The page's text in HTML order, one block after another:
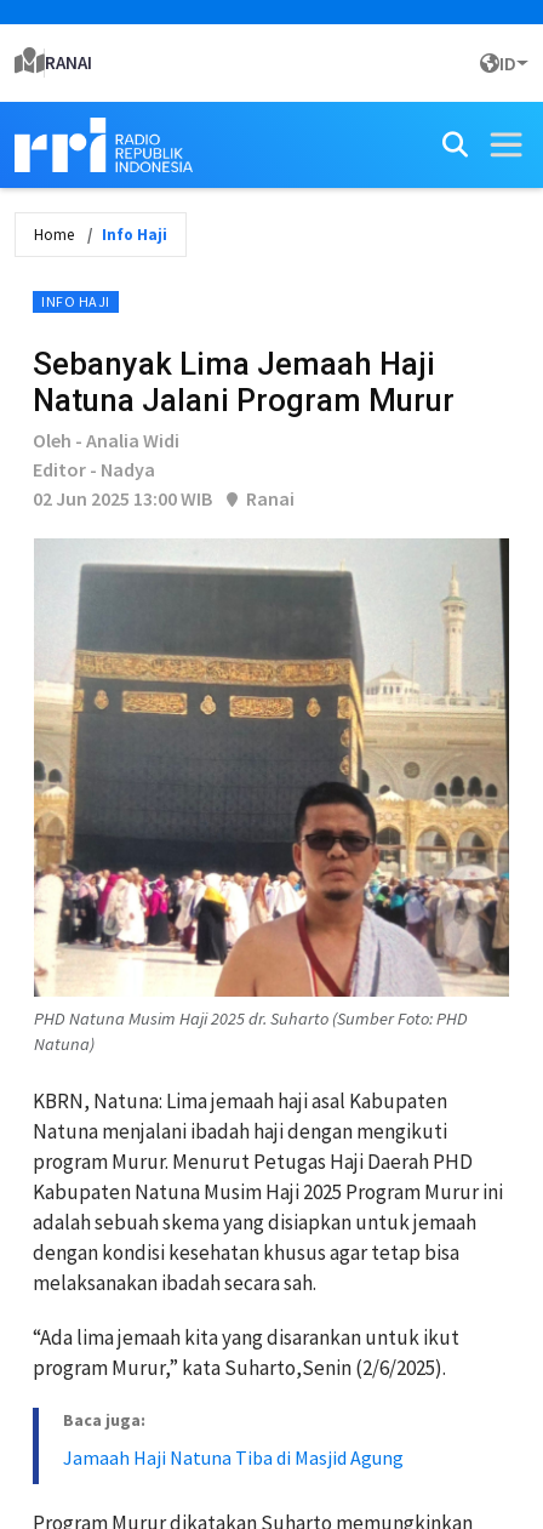
RANAI ID
Home Info Haji
INFO HAJI
Sebanyak Lima Jemaah Haji
Natuna Jalani Program Murur
Oleh - Analia Widi
Editor - Nadya
02 Jun 2025 13:00 WIB
Ranai
PHD Natuna Musim Haji 2025 dr. Suharto (Sumber Foto: PHD
Natuna)
KBRN, Natuna: Lima jemaah haji asal Kabupaten
Natuna menjalani ibadah haji dengan mengikuti
program Murur. Menurut Petugas Haji Daerah PHD
Kabupaten Natuna Musim Haji 2025 Program Murur ini
adalah sebuah skema yang disiapkan untuk jemaah
dengan kondisi kesehatan khusus agar tetap bisa
melaksanakan ibadah secara sah.
“Ada lima jemaah kita yang disarankan untuk ikut
program Murur,” kata Suharto,Senin (2/6/2025).
Baca juga:
Jamaah Haji Natuna Tiba di Masjid Agung
Program Murur dikatakan Suharto memungkinkan